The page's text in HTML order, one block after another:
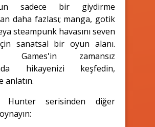
sadece bir giydirme
daha fazlası; manga, gotik
steampunk havasını seven
sanatsal bir oyun alanı.
Games'in zamansız
hikayenizi keşfedin,
anlatın.
Hunter serisinden diğer